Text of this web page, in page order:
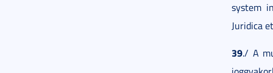
system
Juridica
39./ A